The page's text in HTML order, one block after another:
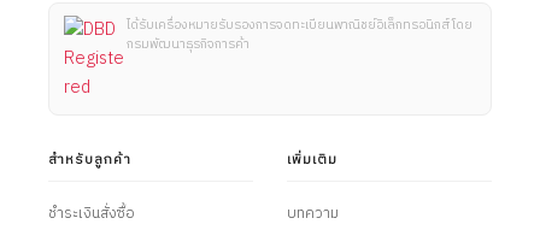
ได้รับเครื่องหมายรับรองการจดทะเบียนพาณิชย์อิเล็กทรอนิกส์ โดย
กรมพัฒนาธุรกิจการค้า
สำหรับลูกค้า
ชำระเงินสั่งซื้อ
เพิ่มเติม
บทความ